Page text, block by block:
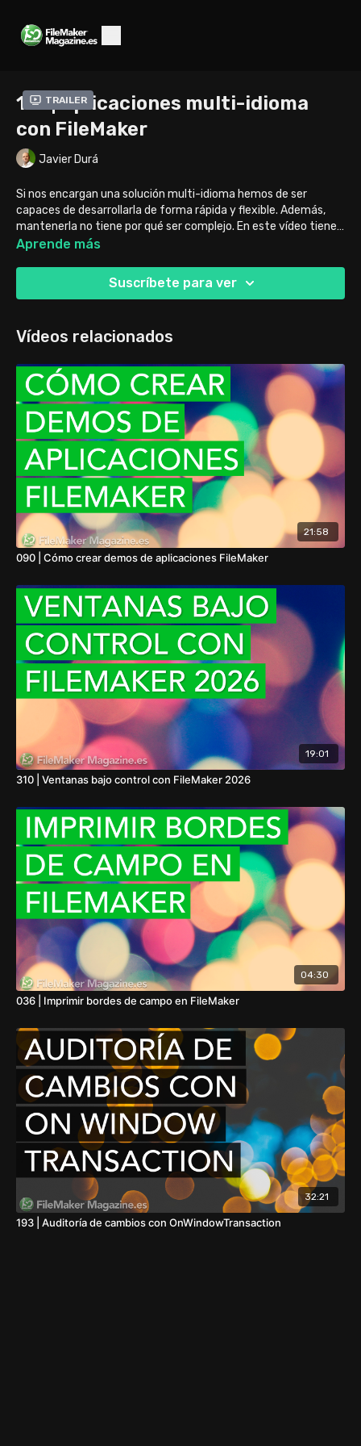
Trailer
118 | Aplicaciones multi-idioma
con FileMaker
Javier Durá
Si nos encargan una solución multi-idioma hemos de ser
capaces de desarrollarla de forma rápida y flexible. Además,
mantenerla no tiene por qué ser complejo. En este vídeo tienes
un ejemplo de cómo hacerlo.
Aprende más
Suscríbete para ver
Vídeos relacionados
21:58
090 | Cómo crear demos de aplicaciones FileMaker
19:01
310 | Ventanas bajo control con FileMaker 2026
04:30
036 | Imprimir bordes de campo en FileMaker
32:21
193 | Auditoría de cambios con OnWindowTransaction